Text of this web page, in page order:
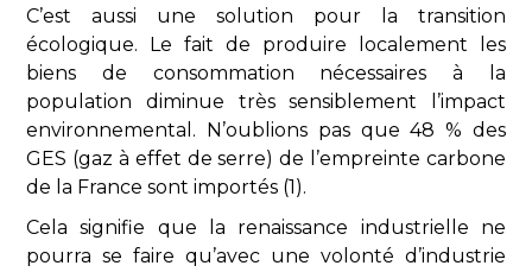
C’est aussi une solution pour la transition
écologique. Le fait de produire localement les
biens de consommation nécessaires à la
population diminue très sensiblement l’impact
environnemental. N’oublions pas que 48 % des
GES (gaz à effet de serre) de l’empreinte carbone
de la France sont importés (1).
Cela signifie que la renaissance industrielle ne
pourra se faire qu’avec une volonté d’industrie